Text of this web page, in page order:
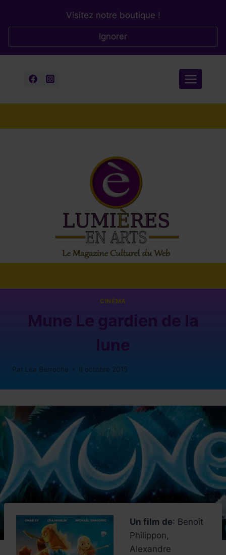
Visitez notre boutique !
Ignorer
CINÉMA
lune
Par Léa Berroche 8 octobre 2015
Un film de: Benoît
Philippon,
Alexandre